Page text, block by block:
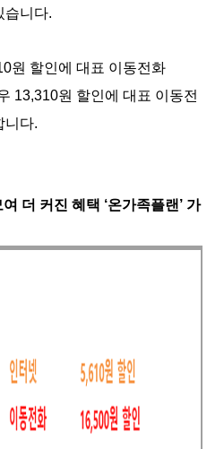
습니다.
원 할인에 대표 이동전화
13,310원 할인에 대표 이동전
니다.
더 커진 혜택 ‘온가족플랜’ 가